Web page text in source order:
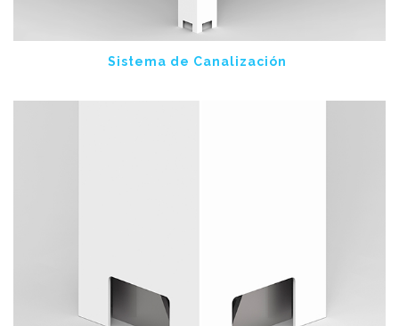
Sistema de Canalización